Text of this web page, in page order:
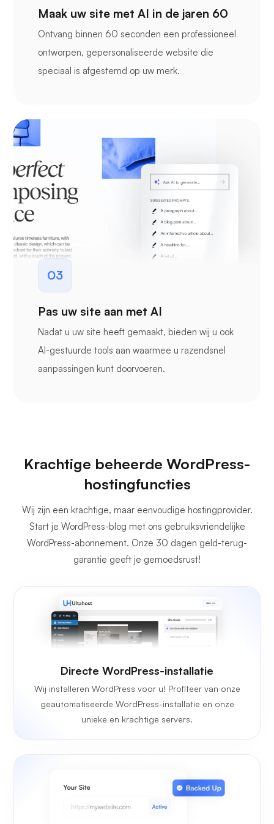
Maak uw site met AI in de jaren 60
Ontvang binnen 60 seconden een professioneel
ontworpen, gepersonaliseerde website die
speciaal is afgestemd op uw merk.
03
Pas uw site aan met AI
Nadat u uw site heeft gemaakt, bieden wij u ook
AI-gestuurde tools aan waarmee u razendsnel
aanpassingen kunt doorvoeren.
Krachtige beheerde WordPress-
hostingfuncties
Wij zijn een krachtige, maar eenvoudige hostingprovider.
Start je WordPress-blog met ons gebruiksvriendelijke
WordPress-abonnement. Onze 30 dagen geld-terug-
garantie geeft je gemoedsrust!
Directe WordPress-installatie
Wij installeren WordPress voor u! Profiteer van onze
geautomatiseerde WordPress-installatie en onze
unieke en krachtige servers.